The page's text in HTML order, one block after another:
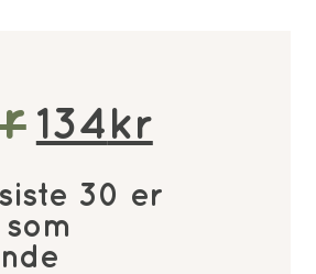
pris
var:
134kr
pris
30 er